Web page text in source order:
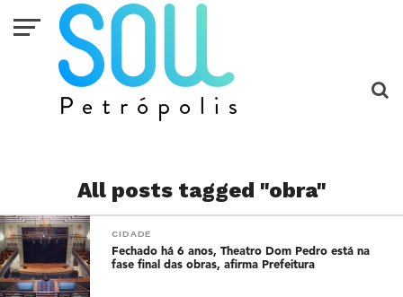
All posts tagged "obra"
CIDADE
Fechado há 6 anos, Theatro Dom Pedro está na
fase final das obras, afirma Prefeitura